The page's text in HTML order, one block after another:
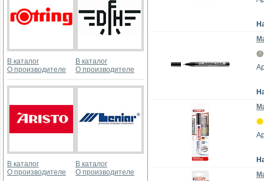
В каталог
О производителе
В каталог
О производителе
В каталог
О производителе
В каталог
О производителе